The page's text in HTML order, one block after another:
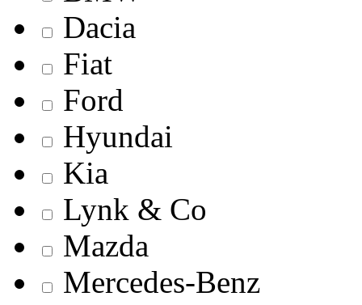
Dacia
Fiat
Ford
Hyundai
Kia
Lynk & Co
Mazda
Mercedes-Benz